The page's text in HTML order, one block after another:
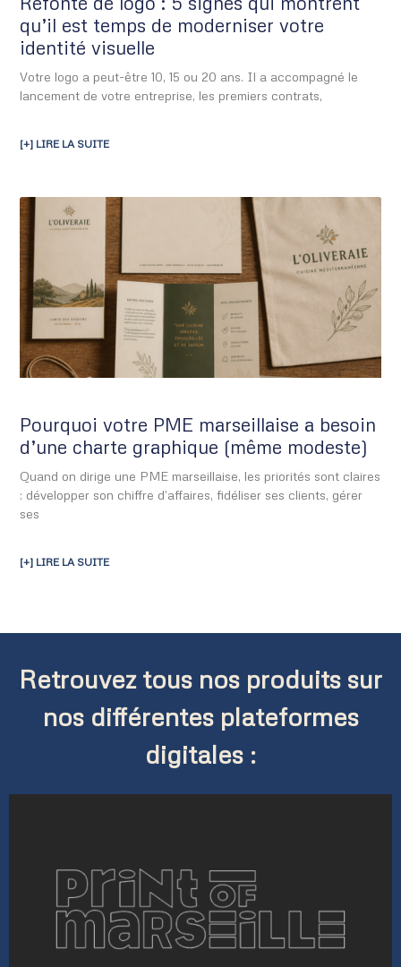
qu’il est temps de moderniser votre
identité visuelle
Votre logo a peut-être 10, 15 ou 20 ans. Il a accompagné le
lancement de votre entreprise, les premiers contrats,
[+] LIRE LA SUITE
Pourquoi votre PME marseillaise a besoin
d’une charte graphique (même modeste)
Quand on dirige une PME marseillaise, les priorités sont claires
: développer son chiffre d’affaires, fidéliser ses clients, gérer
ses
[+] LIRE LA SUITE
Retrouvez tous nos produits sur
nos différentes plateformes
digitales :